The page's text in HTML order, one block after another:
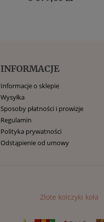
INFORMACJE
Informacje o sklepie
Wysyłka
Sposoby płatności i prowizje
Regulamin
Polityka prywatności
Odstąpienie od umowy
Złote kolczyki koła